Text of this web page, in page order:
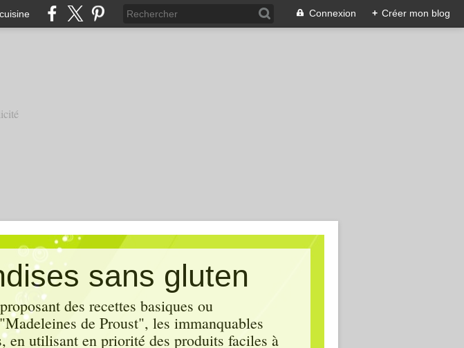
Connexion + Créer mon blog
sans gluten
des recettes basiques ou
de Proust", les immanquables
en utilisant en priorité des produits faciles à